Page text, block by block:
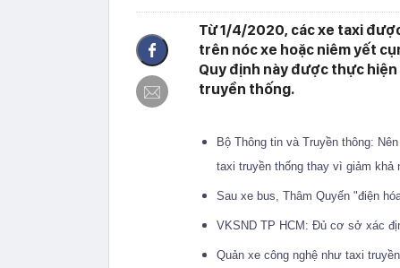
Từ 1/4/2020, các xe taxi
trên nóc xe hoặc niêm yết
Quy định này được thực hiện
truyền thống.
Bộ Thông tin và Truyền thông:
taxi truyền thống thay vì giảm khả
Sau xe bus, Thâm Quyến "điện
VKSND TP HCM: Đủ cơ sở xác
Quản xe công nghệ như taxi